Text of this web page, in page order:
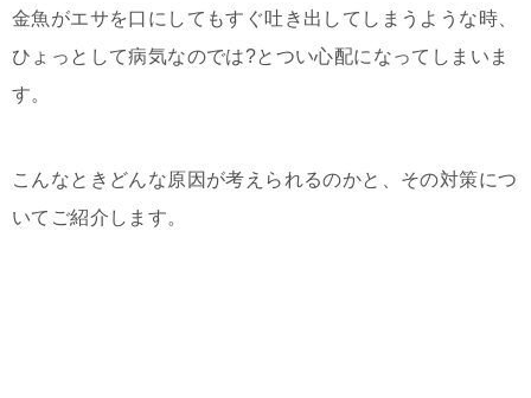
金魚がエサを口にしてもすぐ吐き出してしまうような時、
ひょっとして病気なのでは?とつい心配になってしまいま
す。
こんなときどんな原因が考えられるのかと、その対策につ
いてご紹介します。